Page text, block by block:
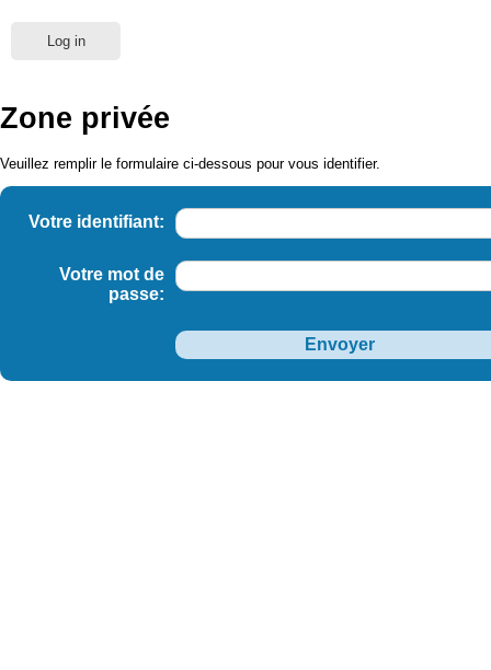
Log in
Zone privée
Veuillez remplir le formulaire ci-dessous pour vous identifier.
Votre identifiant:
Votre mot de
passe: